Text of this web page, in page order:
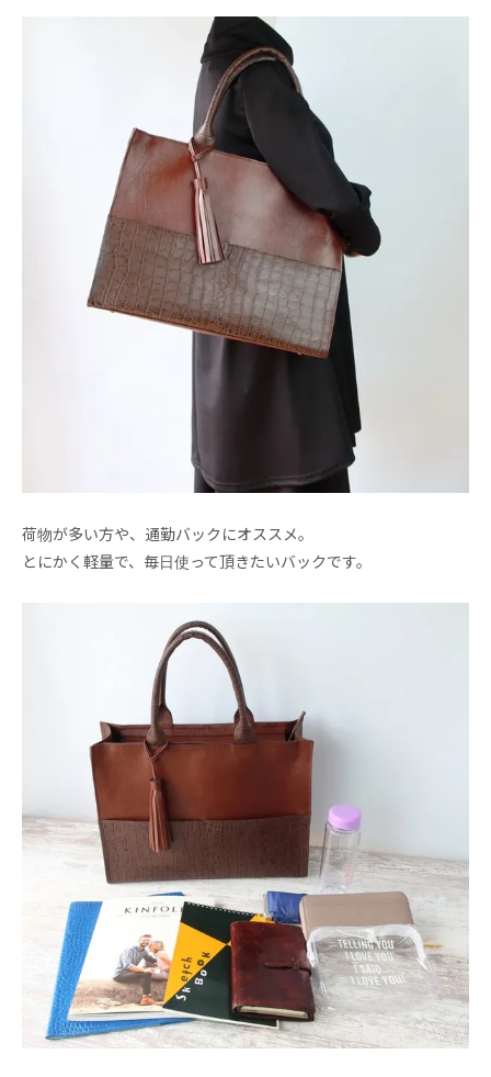
荷物が多い方や、通勤バックにオススメ。
とにかく軽量で、毎日使って頂きたいバックです。